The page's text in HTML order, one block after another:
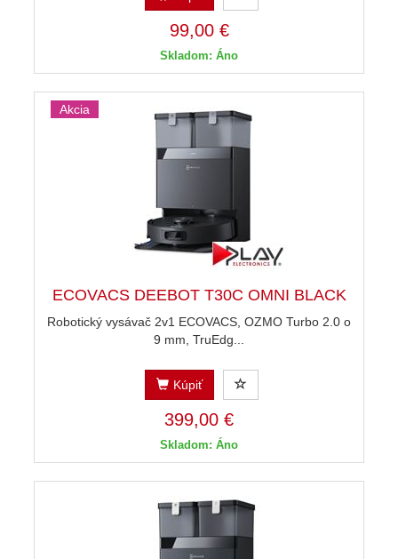
99,00 €
Skladom: Áno
Akcia
ECOVACS DEEBOT T30C OMNI BLACK
Robotický vysávač 2v1 ECOVACS, OZMO Turbo 2.0 o
9 mm, TruEdg...
Kúpiť
399,00 €
Skladom: Áno